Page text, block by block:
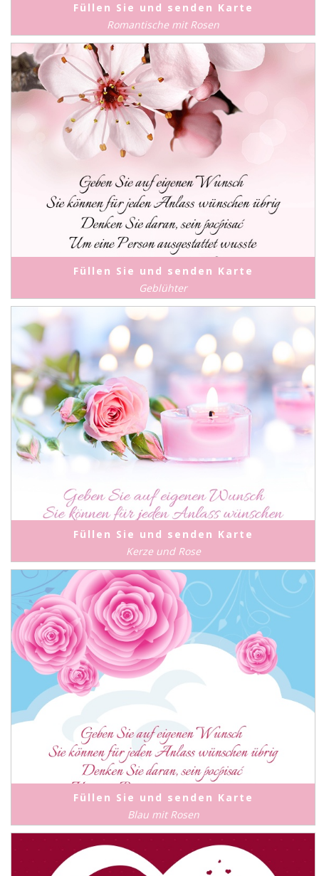
Füllen Sie und senden Karte
Romantische mit Rosen
Füllen Sie und senden Karte
Geblühter
Füllen Sie und senden Karte
Kerze und Rose
Füllen Sie und senden Karte
Blau mit Rosen